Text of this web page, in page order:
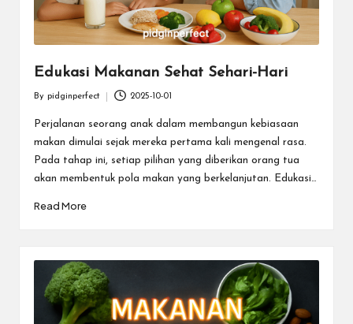
Edukasi Makanan Sehat Sehari-Hari
by
By pidginperfect 2025-10-01
Perjalanan seorang anak dalam membangun kebiasaan
makan dimulai sejak mereka pertama kali mengenal rasa.
Pada tahap ini, setiap pilihan yang diberikan orang tua
akan membentuk pola makan yang berkelanjutan. Edukasi…
Read More